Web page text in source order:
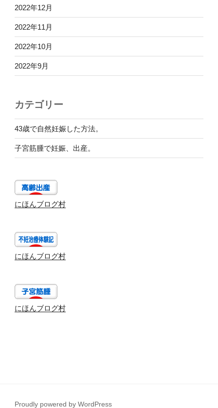
2022年12月
2022年11月
2022年10月
2022年9月
カテゴリー
43歳で自然妊娠した方法。
子宮筋腫で妊娠、出産。
にほんブログ村
にほんブログ村
にほんブログ村
Proudly powered by WordPress